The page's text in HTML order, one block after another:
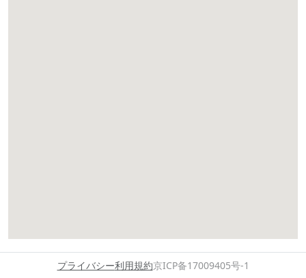
プライバシー利用規約京ICP备17009405号-1